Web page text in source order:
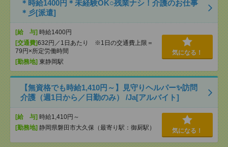
＊時給1400円＊未経験OK○残業ナシ！介護のお仕事
＊彡[派遣]
[給 与] 時給1400円
[交通費]632円／1日あたり ※1日の交通費上限＝
79円×所定労働時間
[勤務地] 東静岡駅
気になる！
【無資格でも時給1,410円～】見守りヘルパー✨訪問
介護（週1日から／日勤のみ） /Ja[アルバイト]
[給 与] 時給1,410円～
[勤務地] 静岡県磐田市大久保（最寄り駅：御厨駅） 気になる！